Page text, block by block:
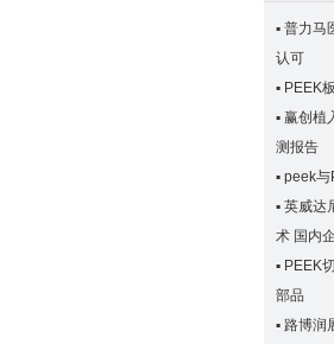
▪ 普力马
认可
▪ PEEK
▪ 赢创植
测报告
▪ peek与
▪ 英威达
术 国内
▪ PEEK
部品
▪ 路博润